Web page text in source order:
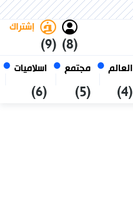
العالم
(4)
مجتمع
(5)
اسلاميات
(6)
(8)
إشتراك
(9)
الجزائر